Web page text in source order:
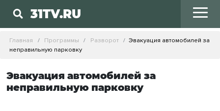
31TV.RU
Главная Программы Разворот
Эвакуация автомобилей за
неправильную парковку
Эвакуация автомобилей за
неправильную парковку